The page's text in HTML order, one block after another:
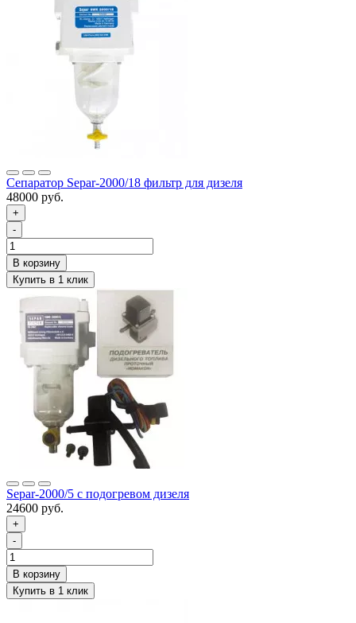
Сепаратор Separ-2000/18 фильтр для дизеля
48000 руб.
+
-
Separ-2000/5 с подогревом дизеля
24600 руб.
+
-